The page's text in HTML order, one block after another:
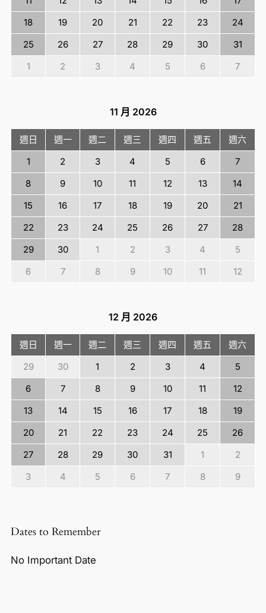
18
19 20 21 22 23
24
25
26 27 28 29 30
31
1
2 3 4 5 6 7
11 月 2026
週日 週一 週二 週三 週四 週五
週六
1
2 3 4 5 6
7
8
9 10 11 12 13
14
15
16 17 18 19 20
21
22
23 24 25 26 27
28
29
30 1 2 3 4
5
6
7 8 9 10 11 12
12 月 2026
週日 週一 週二 週三 週四 週五
週六
29
30 1 2 3 4
5
6
7 8 9 10 11
12
13
14 15 16 17 18
19
20
21 22 23 24 25
26
27
28 29 30 31 1
2
3
4 5 6 7 8 9
Dates to Remember
No Important Date